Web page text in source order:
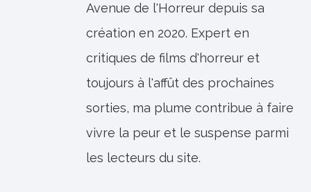
Avenue de l'Horreur depuis sa
création en 2020. Expert en
critiques de films d'horreur et
toujours à l'affût des prochaines
sorties, ma plume contribue à faire
vivre la peur et le suspense parmi
les lecteurs du site.